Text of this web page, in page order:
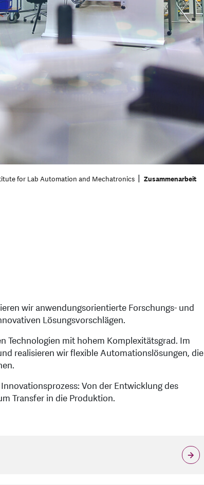
for Lab Automation and Mechatronics Zusammenarbeit
wir anwendungsorientierte Forschungs- und
Lösungsvorschlägen.
Technologien mit hohem Komplexitätsgrad. Im
realisieren wir flexible Automationslösungen, die
Von der Entwicklung des
Transfer in die Produktion.